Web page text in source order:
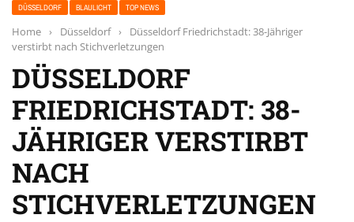
DÜSSELDORF BLAULICHT TOP NEWS
Home › Düsseldorf ›
Düsseldorf Friedrichstadt: 38-Jähriger
verstirbt nach Stichverletzungen
DÜSSELDORF
FRIEDRICHSTADT: 38-
JÄHRIGER VERSTIRBT
NACH
STICHVERLETZUNGEN